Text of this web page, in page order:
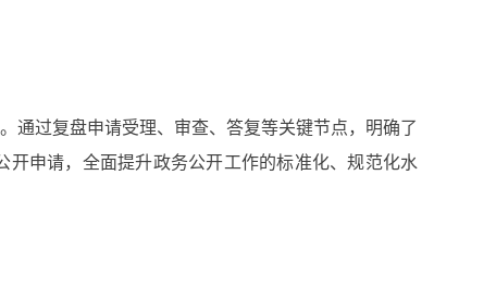
过复盘申请受理、审查、答复等关键节点，明确了
申请，全面提升政务公开工作的标准化、规范化水